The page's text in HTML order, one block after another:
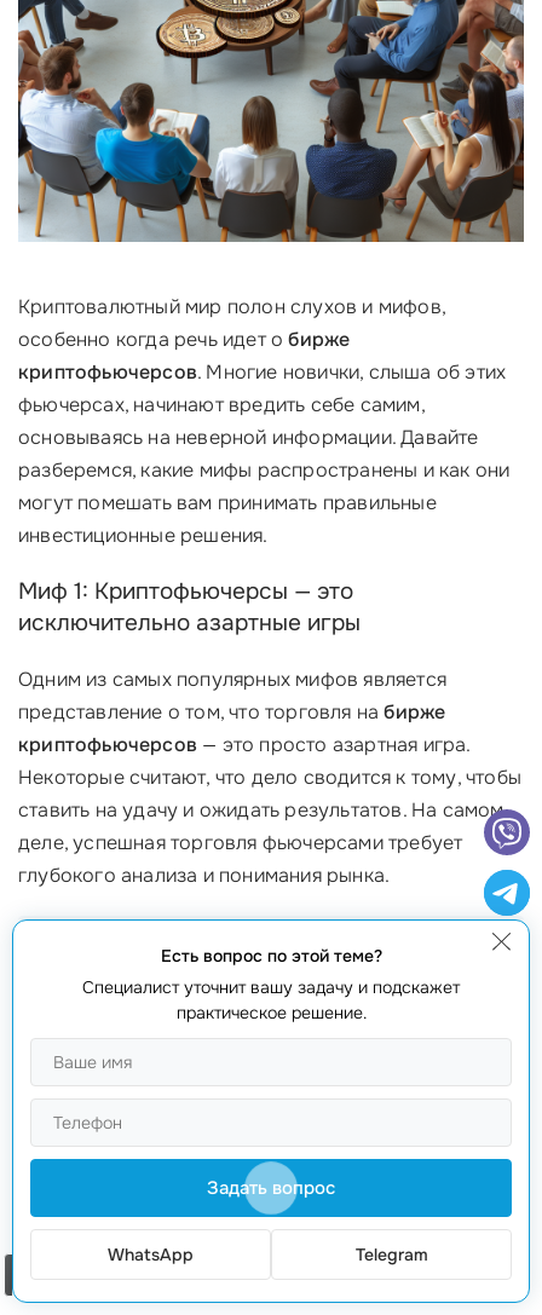
Криптовалютный мир полон слухов и мифов,
особенно когда речь идет обирже
криптофьючерсов. Многие новички, слыша об этих
фьючерсах, начинают вредить себе самим,
основываясь на неверной информации. Давайте
разберемся, какие мифы распространены и как они
могут помешать вам принимать правильные
инвестиционные решения.
Миф 1: Криптофьючерсы — это
исключительно азартные игры
Одним из самых популярных мифов является
представление о том, что торговля набирже
криптофьючерсов — это просто азартная игра.
Некоторые считают, что дело сводится к тому, чтобы
ставить на удачу и ожидать результатов. На самом
деле, успешная торговля фьючерсами требует
глубокого анализа и понимания рынка.
фундаментальныйанализ для принятия решений
Прогнозирование: Успех часто зависит от возможности
предсказать изменения на рынке.
Стратегия
ключ к успеху.
Например, Сергей, который начинал как любитель
азартных игр, быстро понял, что ему нужно изучить
технические графики и новости рынка. С тех пор его
подход изменился, и он начал получать стабильный
доход.
Есть вопрос по этой теме?
Специалист уточнит вашу задачу и подскажет
практическое решение.
Задать вопрос
WhatsApp Telegram
Заказать звонок